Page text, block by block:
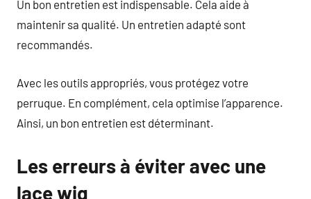
Un bon entretien est indispensable. Cela aide à
maintenir sa qualité. Un entretien adapté sont
recommandés.
Avec les outils appropriés, vous protégez votre
perruque. En complément, cela optimise l’apparence.
Ainsi, un bon entretien est déterminant.
Les erreurs à éviter avec une
lace wig